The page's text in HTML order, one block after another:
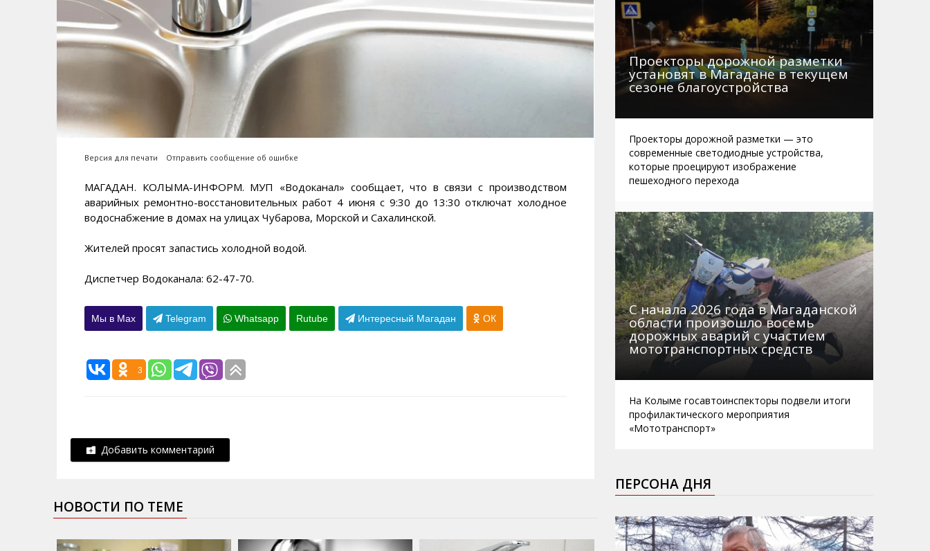
Версия для печати Отправить сообщение об ошибке
МАГАДАН. КОЛЫМА-ИНФОРМ. МУП «Водоканал» сообщает, что в связи с производством
аварийных ремонтно-восстановительных работ 4 июня с 9:30 до 13:30 отключат холодное
водоснабжение в домах на улицах Чубарова, Морской и Сахалинской.
Жителей просят запастись холодной водой.
Диспетчер Водоканала: 62-47-70.
Мы в Max Telegram Whatsapp Rutube Интересный Магадан ОК
3
Добавить комментарий
НОВОСТИ ПО ТЕМЕ
Проекторы дорожной разметки
установят в Магадане в текущем
сезоне благоустройства
Проекторы дорожной разметки — это
современные светодиодные устройства,
которые проецируют изображение
пешеходного перехода
С начала 2026 года в Магаданской
области произошло восемь
дорожных аварий с участием
мототранспортных средств
На Колыме госавтоинспекторы подвели итоги
профилактического мероприятия
«Мототранспорт»
ПЕРСОНА ДНЯ